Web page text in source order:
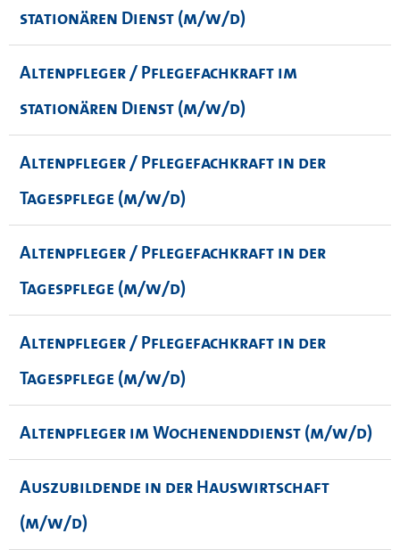
stationären Dienst (m/w/d)
Altenpfleger / Pflegefachkraft im
stationären Dienst (m/w/d)
Altenpfleger / Pflegefachkraft in der
Tagespflege (m/w/d)
Altenpfleger / Pflegefachkraft in der
Tagespflege (m/w/d)
Altenpfleger / Pflegefachkraft in der
Tagespflege (m/w/d)
Altenpfleger im Wochenenddienst (m/w/d)
Auszubildende in der Hauswirtschaft
(m/w/d)